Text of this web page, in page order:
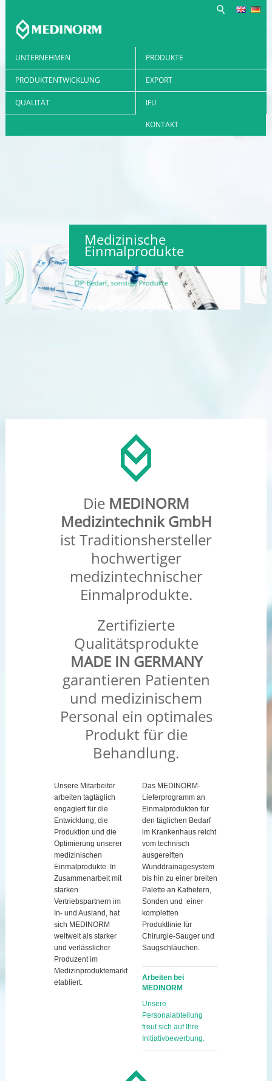
UNTERNEHMEN PRODUKTE
PRODUKTENTWICKLUNG EXPORT
QUALITÄT IFU
KONTAKT
Medizinische
Einmalprodukte
Die MEDINORM
Medizintechnik GmbH
ist Traditionshersteller
hochwertiger
medizintechnischer
Einmalprodukte.
Zertifizierte
Qualitätsprodukte
MADE IN GERMANY
garantieren Patienten
und medizinischem
Personal ein optimales
Produkt für die
Behandlung.
Unsere Mitarbeiter
arbeiten tagtäglich
engagiert für die
Entwicklung, die
Produktion und die
Optimierung unserer
medizinischen
Einmalprodukte. In
Zusammenarbeit mit
starken
Vertriebspartnern im
In- und Ausland, hat
sich MEDINORM
weltweit als starker
und verlässlicher
Produzent im
Medizinproduktemarkt
etabliert.
Das MEDINORM-
Lieferprogramm an
Einmalprodukten für
den täglichen Bedarf
im Krankenhaus reicht
vom technisch
ausgereiften
Wunddrainagesystem
bis hin zu einer breiten
Palette an Kathetern,
Sonden und einer
kompletten
Produktlinie für
Chirurgie-Sauger und
Saugschläuchen.
Arbeiten bei
MEDINORM
Unsere
Personalabteilung
freut sich auf Ihre
Initiativbewerbung.